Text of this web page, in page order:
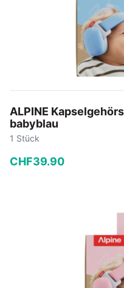
ALPINE
babyblau
1 Stück
CHF39.90
In